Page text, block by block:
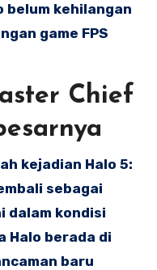
belum kehilangan
game FPS
Chief
kejadian Halo 5:
sebagai
dalam kondisi
Halo berada di
baru